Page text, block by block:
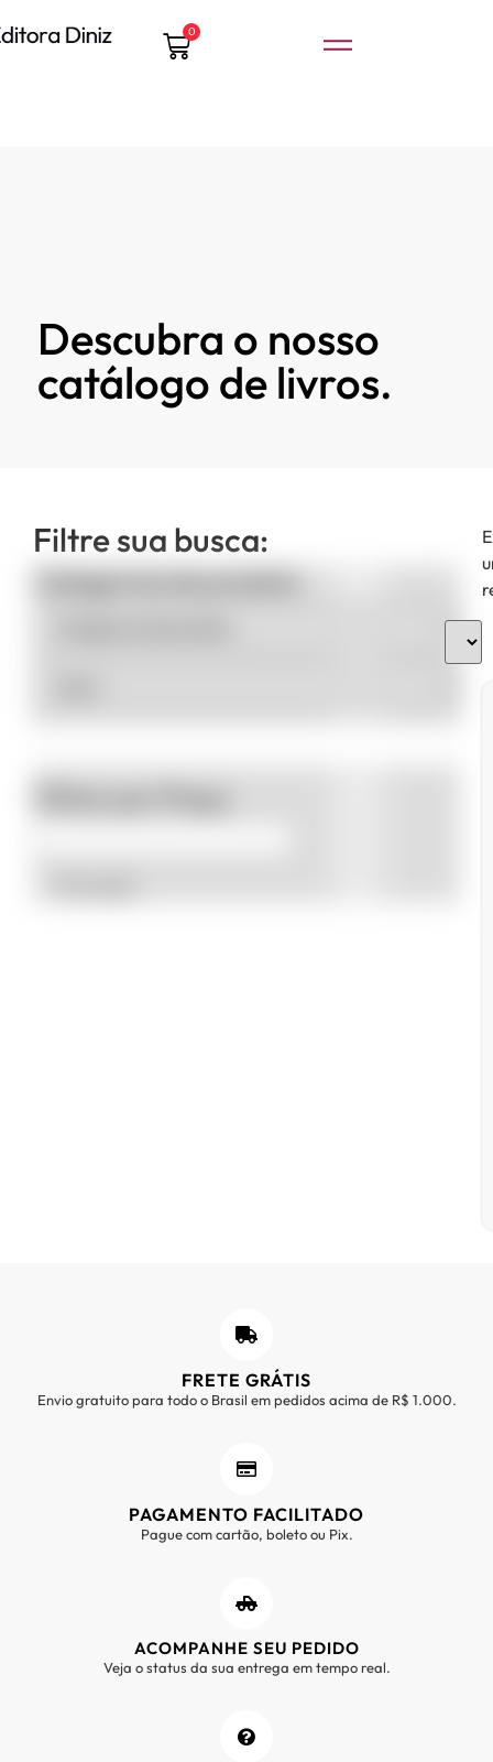
0
Descubra o nosso
catálogo de livros.
Filtre sua busca:
Categorias de produto
FRETE GRÁTIS
Envio gratuito para todo o Brasil em pedidos acima de R$ 1.000.
PAGAMENTO FACILITADO
Pague com cartão, boleto ou Pix.
ACOMPANHE SEU PEDIDO
Veja o status da sua entrega em tempo real.